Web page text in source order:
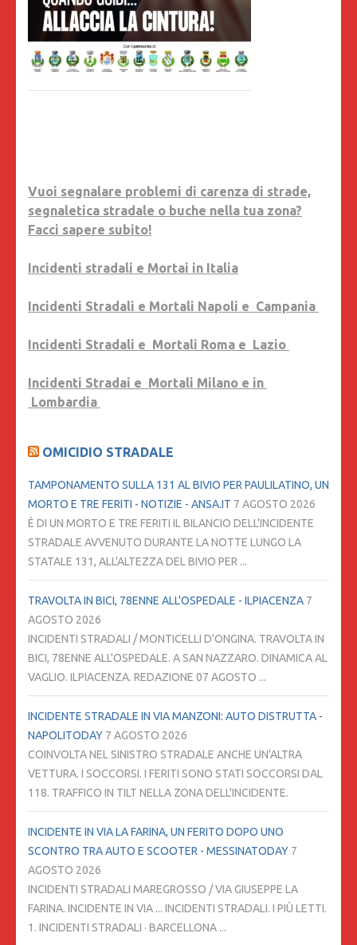
Vuoi segnalare problemi di carenza di strade,
segnaletica stradale o buche nella tua zona?
Facci sapere subito!
Incidenti stradali e Mortai in Italia
Incidenti Stradali e Mortali Napoli e Campania
Incidenti Stradali e Mortali Roma e Lazio
Incidenti Stradai e Mortali Milano e in
Lombardia
OMICIDIO STRADALE
TAMPONAMENTO SULLA 131 AL BIVIO PER PAULILATINO, UN
MORTO E TRE FERITI - NOTIZIE - ANSA.IT 7 AGOSTO 2026
È DI UN MORTO E TRE FERITI IL BILANCIO DELL'INCIDENTE
STRADALE AVVENUTO DURANTE LA NOTTE LUNGO LA
STATALE 131, ALL'ALTEZZA DEL BIVIO PER ...
TRAVOLTA IN BICI, 78ENNE ALL'OSPEDALE - ILPIACENZA 7
AGOSTO 2026
INCIDENTI STRADALI / MONTICELLI D'ONGINA. TRAVOLTA IN
BICI, 78ENNE ALL'OSPEDALE. A SAN NAZZARO. DINAMICA AL
VAGLIO. ILPIACENZA. REDAZIONE 07 AGOSTO ...
INCIDENTE STRADALE IN VIA MANZONI: AUTO DISTRUTTA -
NAPOLITODAY 7 AGOSTO 2026
COINVOLTA NEL SINISTRO STRADALE ANCHE UN'ALTRA
VETTURA. I SOCCORSI. I FERITI SONO STATI SOCCORSI DAL
118. TRAFFICO IN TILT NELLA ZONA DELL'INCIDENTE.
INCIDENTE IN VIA LA FARINA, UN FERITO DOPO UNO
SCONTRO TRA AUTO E SCOOTER - MESSINATODAY 7
AGOSTO 2026
INCIDENTI STRADALI MAREGROSSO / VIA GIUSEPPE LA
FARINA. INCIDENTE IN VIA ... INCIDENTI STRADALI. I PIÙ LETTI.
1. INCIDENTI STRADALI · BARCELLONA ...